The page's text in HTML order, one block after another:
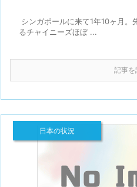
シンガポールに来て1年10ヶ月
るチャイニーズほぼ ...
記事を
日本の状況